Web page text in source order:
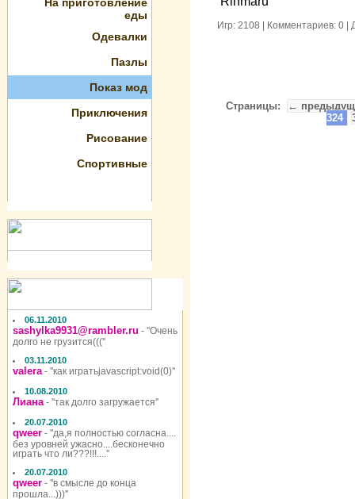
еды
Одевалки
Пазлы
Показ мод
Приключения
Рисование
Спортивные
06.11.2010
sashylka9931@rambler.ru - ''Очень
долго не грузится(((''
03.11.2010
valera- ''как игратьjavascript:void(0)''
10.08.2010
Лиана- ''так долго загружается''
20.07.2010
qweer - ''да,я полностью согласна....
без уровней ужасно....бесконечно
играть что ли???!!!....''
20.07.2010
qweer - ''в смысле до конца
прошла...)))''
Игр: 2108 | Комментариев: 0
Страницы:
←
324